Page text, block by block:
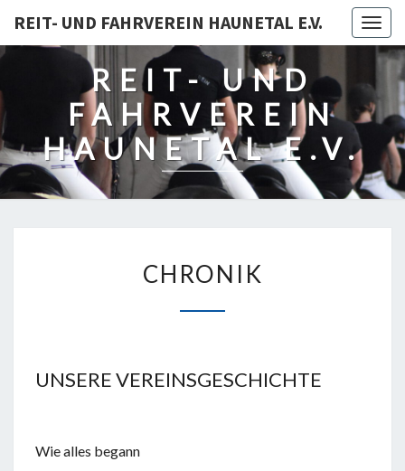
REIT- UND FAHRVEREIN HAUNETAL E.V.
REIT- UND
FAHRVEREIN
HAUNETAL E.V.
CHRONIK
UNSERE VEREINSGESCHICHTE
Wie alles begann​